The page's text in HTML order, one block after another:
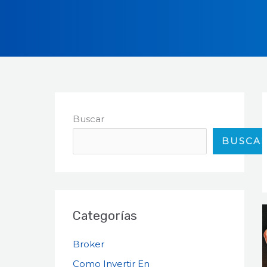
Buscar
BUSCAR
Categorías
Broker
Como Invertir En